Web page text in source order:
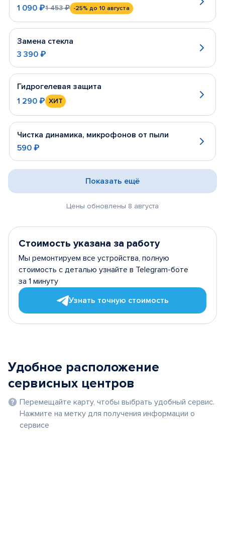
1 090 ₽1 453 ₽ -25% до 10 августа
Замена стекла
3 390 ₽
Гидрогелевая защита
1 290 ₽ ХИТ
Чистка динамика, микрофонов от пыли
590 ₽
Цены обновлены 8 августа
Показать ещё
Стоимость указана за работу
Мы ремонтируем все устройства, полную
стоимость с деталью узнайте в Telegram-боте
за 1 минуту
Узнать точную стоимость
Удобное расположение
сервисных центров
Перемещайте карту, чтобы выбрать удобный сервис.
Нажмите на метку для получения информации о
сервисе